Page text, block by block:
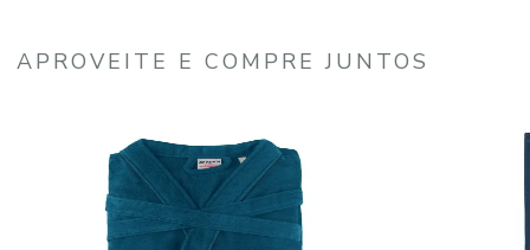
APROVEITE E COMPRE JUNTOS